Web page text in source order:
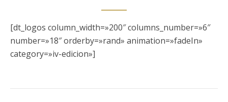
[dt_logos column_width=»200″ columns_number=»6″
number=»18″ orderby=»rand» animation=»fadeIn»
category=»iv-edicion»]